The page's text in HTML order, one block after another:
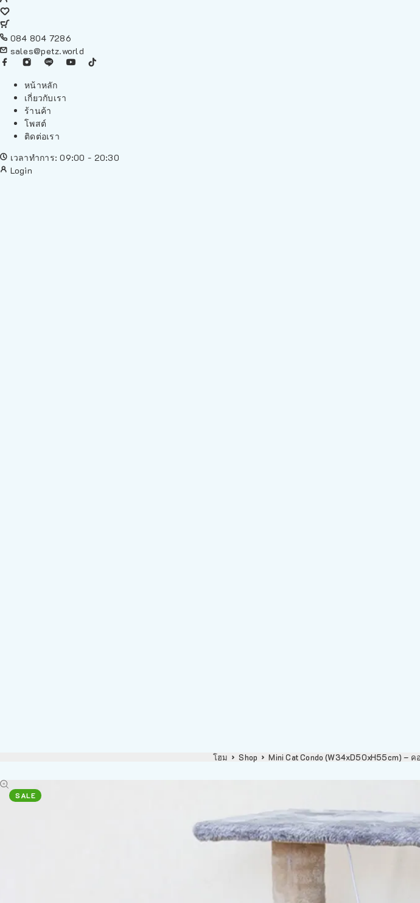
084 804 7286
sales@petz.world
หน้าหลัก
เกี่ยวกับเรา
ร้านค้า
โพสต์
ติดต่อเรา
เวลาทำการ: 09:00 - 20:30
Login
โฮม Shop Mini Cat Condo (W34xD50xH55cm) –
SALE